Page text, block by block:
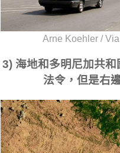
Arne Koehler /
3) 海地和多明尼加共
法令，但是右